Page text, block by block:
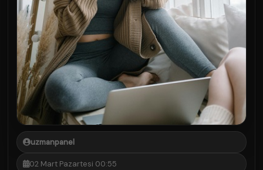
uzmanpanel
02 Mart Pazartesi 00:55